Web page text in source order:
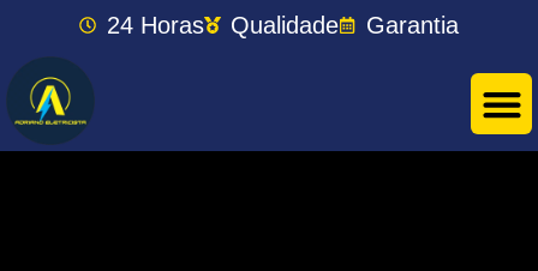
24 Horas Qualidade Garantia